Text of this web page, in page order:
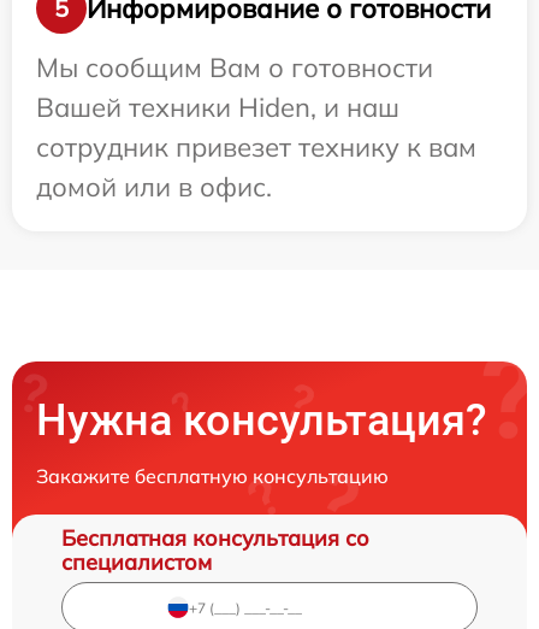
5
Информирование о готовности
Мы сообщим Вам о готовности
Вашей техники Hiden, и наш
сотрудник привезет технику к вам
домой или в офис.
Нужна консультация?
Закажите бесплатную консультацию
Бесплатная консультация со
специалистом